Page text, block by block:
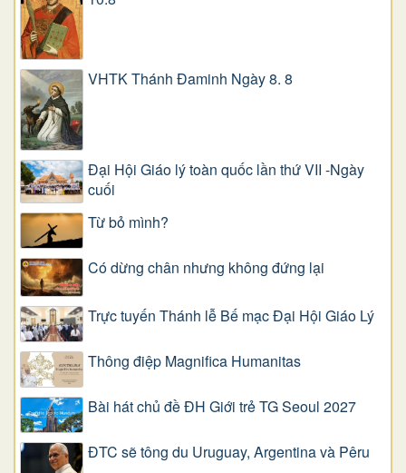
VHTK Thánh Đaminh Ngày 8. 8
Đại Hội Giáo lý toàn quốc lần thứ VII -Ngày
cuối
Từ bỏ mình?
Có dừng chân nhưng không đứng lại
Trực tuyến Thánh lễ Bế mạc Đại Hội Giáo Lý
Thông điệp Magnifica Humanitas
Bài hát chủ đề ĐH Giới trẻ TG Seoul 2027
ĐTC sẽ tông du Uruguay, Argentina và Pêru